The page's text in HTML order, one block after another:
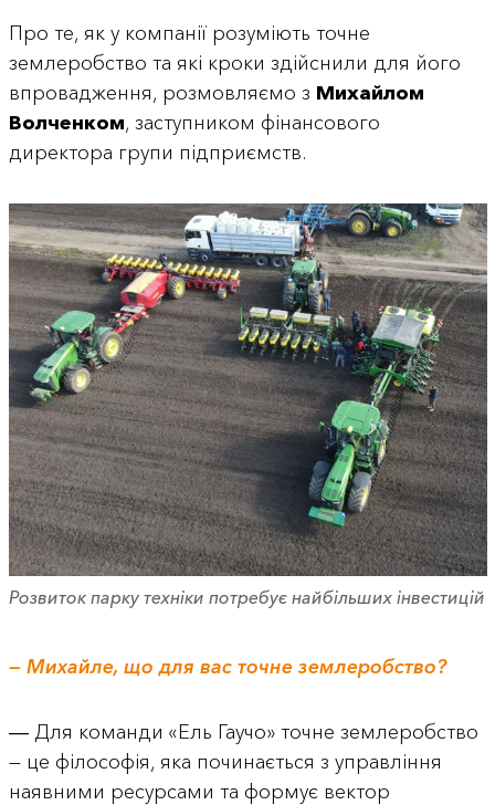
Про те, як у компанії розуміють точне
землеробство та які кроки здійснили для його
впровадження, розмовляємо з Михайлом
Волченком, заступником фінансового
директора групи підприємств.
Розвиток парку техніки потребує найбільших інвестицій
— Михайле, що для вас точне землеробство?
― Для команди «Ель Гаучо» точне землеробство
— це філософія, яка починається з управління
наявними ресурсами та формує вектор